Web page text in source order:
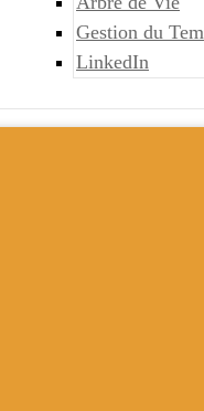
Gestion du
LinkedIn